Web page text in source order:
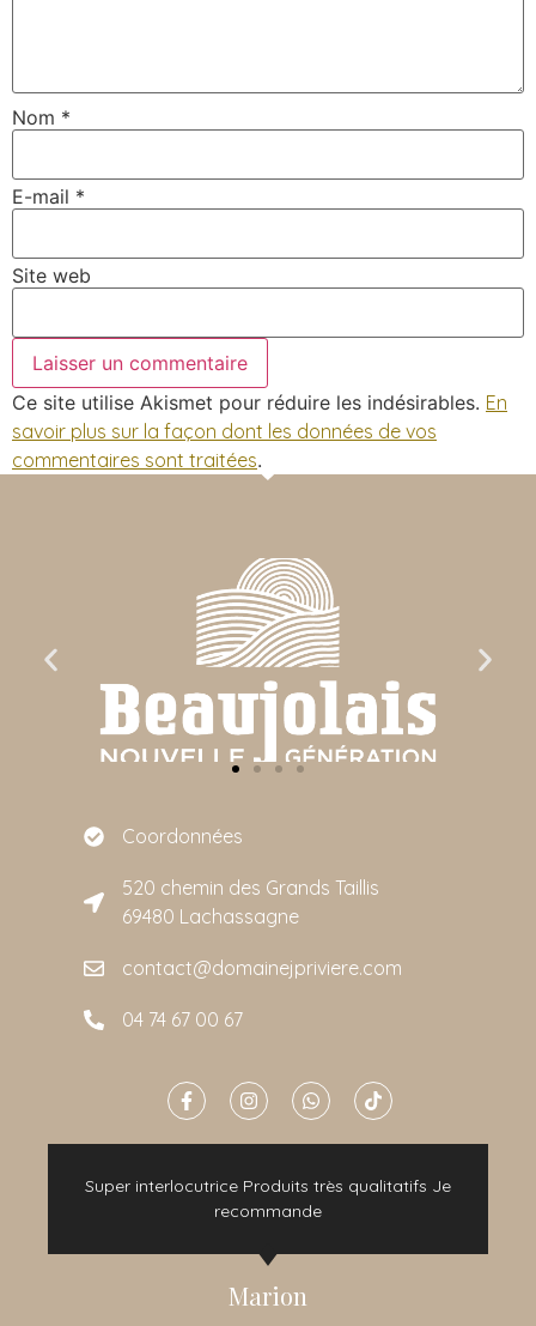
Nom *
E-mail *
Site web
Ce site utilise Akismet pour réduire les indésirables. En
savoir plus sur la façon dont les données de vos
commentaires sont traitées.
Coordonnées
520 chemin des Grands Taillis
69480 Lachassagne
contact@domainejpriviere.com
04 74 67 00 67
Super interlocutrice Produits très qualitatifs Je
recommande
Marion